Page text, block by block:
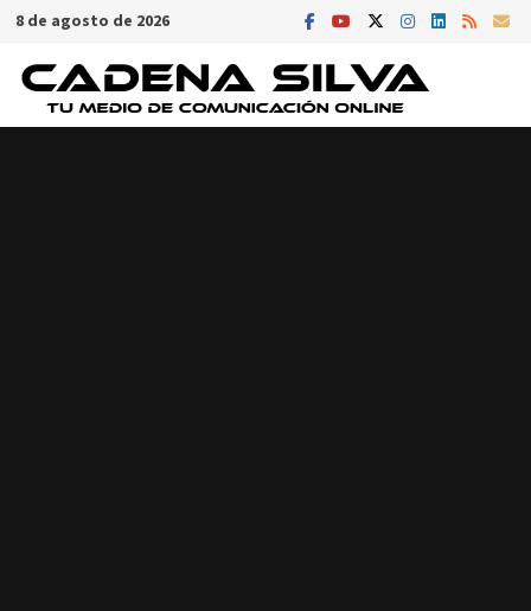
Saltar
contenido
8 de agosto de 2026